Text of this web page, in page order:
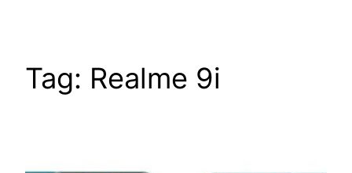
Tag: Realme 9i